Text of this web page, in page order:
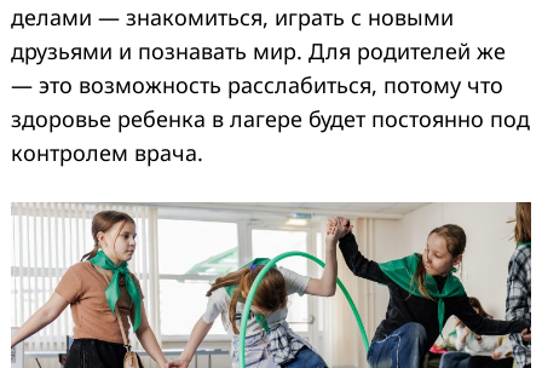
делами — знакомиться, играть с новыми
друзьями и познавать мир. Для родителей же
— это возможность расслабиться, потому что
здоровье ребенка в лагере будет постоянно под
контролем врача.